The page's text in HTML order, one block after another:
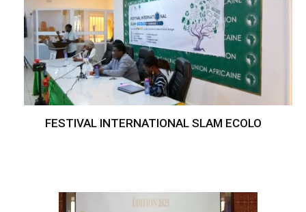
FESTIVAL INTERNATIONAL SLAM ECOLO